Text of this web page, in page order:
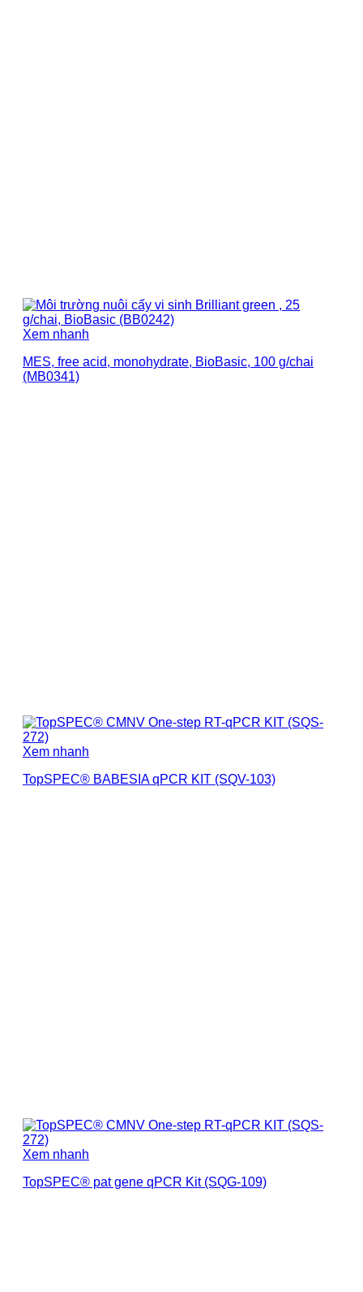
Xem nhanh
MES, free acid, monohydrate, BioBasic, 100 g/chai
(MB0341)
Xem nhanh
TopSPEC® BABESIA qPCR KIT (SQV-103)
Xem nhanh
TopSPEC® pat gene qPCR Kit (SQG-109)